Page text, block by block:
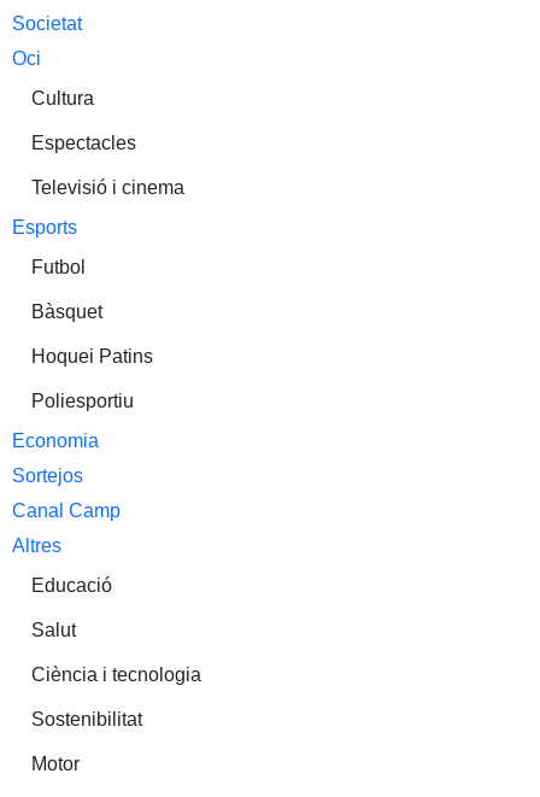
Societat
Oci
Cultura
Espectacles
Televisió i cinema
Esports
Futbol
Bàsquet
Hoquei Patins
Poliesportiu
Economia
Sortejos
Canal Camp
Altres
Educació
Salut
Ciència i tecnologia
Sostenibilitat
Motor